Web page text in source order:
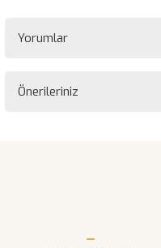
Yorumlar
Önerileriniz